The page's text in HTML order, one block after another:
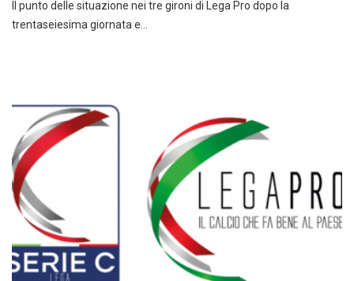
Il punto delle situazione nei tre gironi di Lega Pro dopo la
trentaseiesima giornata e…